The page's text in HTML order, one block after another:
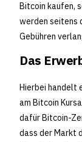
Bitcoin kaufen,
werden seitens
Gebühren
Das
Hierbei handelt
am Bitcoin
dafür Bitcoin-
dass der Markt